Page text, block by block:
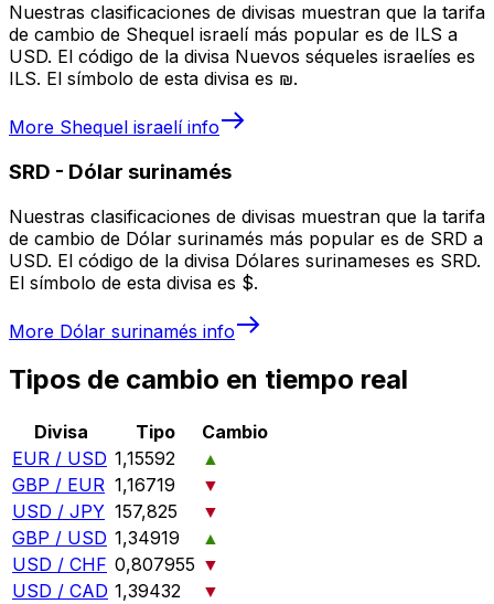
Nuestras clasificaciones de divisas muestran que la tarifa
de cambio de Shequel israelí más popular es de ILS a
USD. El código de la divisa Nuevos séqueles israelíes es
ILS. El símbolo de esta divisa es ₪.
More Shequel israelíinfo
SRD - Dólar surinamés
Nuestras clasificaciones de divisas muestran que la tarifa
de cambio de Dólar surinamés más popular es de SRD a
USD. El código de la divisa Dólares surinameses es SRD.
El símbolo de esta divisa es $.
More Dólar surinamés info
Tipos de cambio en tiempo real
Divisa Tipo
Cambio
EUR / USD 1,15592
▲
GBP / EUR 1,16719
▼
USD / JPY 157,825
▼
GBP / USD 1,34919
▲
USD / CHF 0,807955 ▼
USD / CAD 1,39432
▼